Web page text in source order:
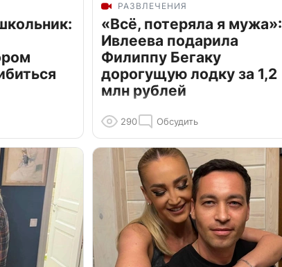
РАЗВЛЕЧЕНИЯ
«Всё, потеряла я мужа»:
Ивлеева подарила
Филиппу Бегаку
дорогущую лодку за 1,2
млн рублей
290 Обсудить